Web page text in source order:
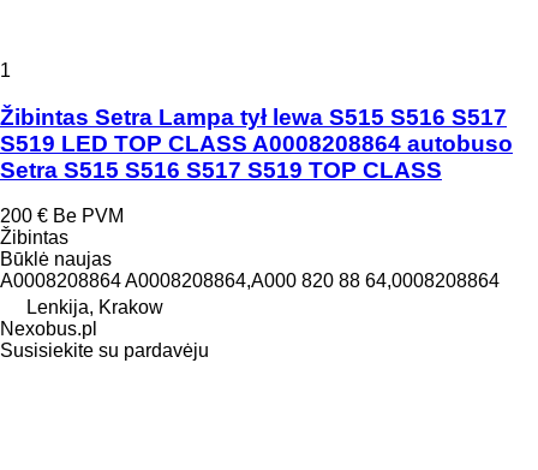
1
Žibintas Setra Lampa tył lewa S515 S516 S517
S519 LED TOP CLASS A0008208864 autobuso
Setra S515 S516 S517 S519 TOP CLASS
200 € Be PVM
Žibintas
Būklė naujas
A0008208864 A0008208864,A000 820 88 64,0008208864
Lenkija, Krakow
Nexobus.pl
Susisiekite su pardavėju